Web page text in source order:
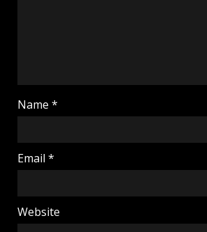
Name *
Email *
Website